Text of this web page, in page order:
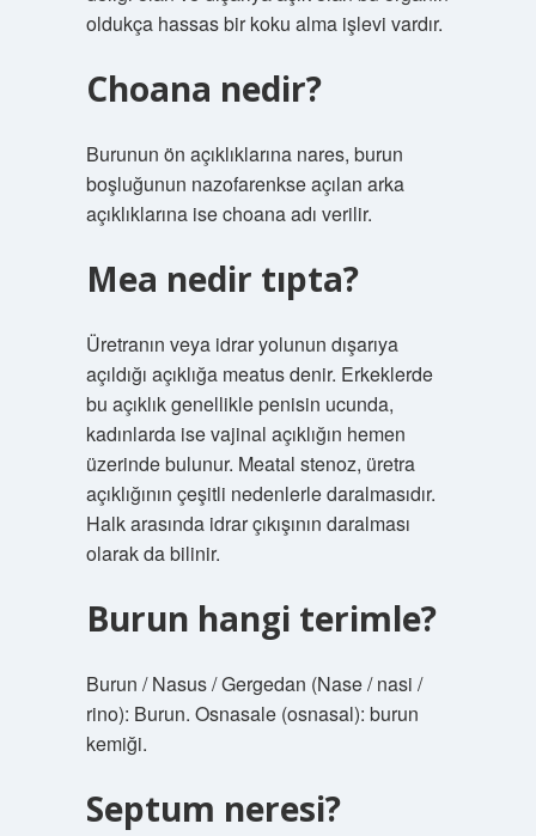
oldukça hassas bir koku alma işlevi vardır.
Choana nedir?
Burunun ön açıklıklarına nares, burun
boşluğunun nazofarenkse açılan arka
açıklıklarına ise choana adı verilir.
Mea nedir tıpta?
Üretranın veya idrar yolunun dışarıya
açıldığı açıklığa meatus denir. Erkeklerde
bu açıklık genellikle penisin ucunda,
kadınlarda ise vajinal açıklığın hemen
üzerinde bulunur. Meatal stenoz, üretra
açıklığının çeşitli nedenlerle daralmasıdır.
Halk arasında idrar çıkışının daralması
olarak da bilinir.
Burun hangi terimle?
Burun / Nasus / Gergedan (Nase / nasi /
rino): Burun. Osnasale (osnasal): burun
kemiği.
Septum neresi?